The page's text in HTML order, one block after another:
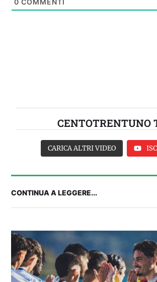
CENTOTRENTUNO
IL CAGLIARI SI PRESENTA A
DIRETTA
CARICA ALTRI VIDEO
CONTINUA A LEGGERE...